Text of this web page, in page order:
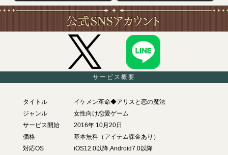
サービス概要
タイトル
イケメン革命◆アリスと恋の魔法
ジャンル
女性向け恋愛ゲーム
サービス開始
2016年 10月20日
価格
基本無料（アイテム課金あり）
対応OS
iOS12.0以降,Android7.0以降